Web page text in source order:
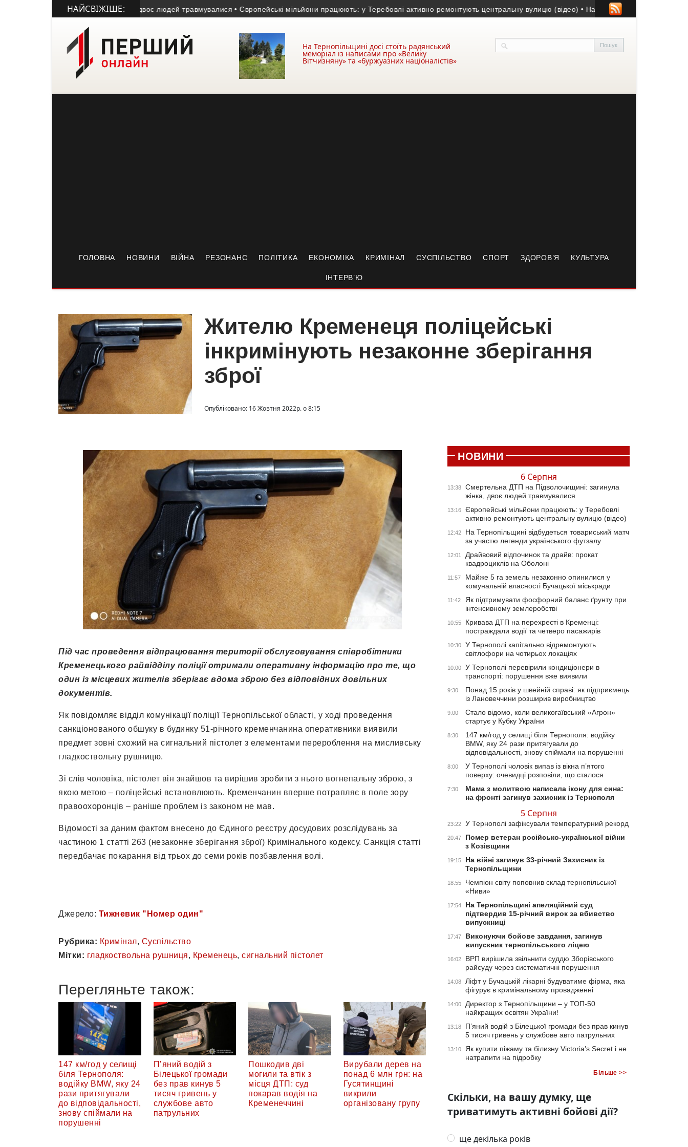
НАЙСВІЖІШЕ:
загинула жінка, двоє людей травмувалися • Європейські мільйони працюють: у Теребовлі активно ремонтують центральну вулицю (відео) • На Тернопільщині відбудеться
На Тернопільщині досі стоїть радянський
меморіал із написами про «Велику
Вітчизняну» та «буржуазних націоналістів»
ГОЛОВНА НОВИНИ ВІЙНА РЕЗОНАНС ПОЛІТИКА ЕКОНОМІКА КРИМІНАЛ СУСПІЛЬСТВО СПОРТ ЗДОРОВ’Я КУЛЬТУРА
ІНТЕРВ’Ю
Жителю Кременеця поліцейські
інкримінують незаконне зберігання
зброї
Опубліковано: 16 Жовтня 2022р. о 8:15
Під час проведення відпрацювання території обслуговування співробітники
Кременецького райвідділу поліції отримали оперативну інформацію про те, що
один із місцевих жителів зберігає вдома зброю без відповідних довільних
документів.
Як повідомляє відділ комунікації поліції Тернопільської області, у ході проведення
санкціонованого обшуку в будинку 51-річного кременчанина оперативники виявили
предмет зовні схожий на сигнальний пістолет з елементами перероблення на мисливську
гладкоствольну рушницю.
Зі слів чоловіка, пістолет він знайшов та вирішив зробити з нього вогнепальну зброю, з
якою метою – поліцейські встановлюють. Кременчанин вперше потрапляє в поле зору
правоохоронців – раніше проблем із законом не мав.
Відомості за даним фактом внесено до Єдиного реєстру досудових розслідувань за
частиною 1 статті 263 (незаконне зберігання зброї) Кримінального кодексу. Санкція статті
передбачає покарання від трьох до семи років позбавлення волі.
Джерело: Тижневик "Номер один"
Рубрика: Кримінал, Суспільство
Мітки: гладкоствольна рушниця, Кременець, сигнальний пістолет
Перегляньте також:
147 км/год у селищі
біля Тернополя:
водійку BMW, яку 24
рази притягували
до відповідальності,
знову спіймали на
порушенні
П’яний водій з
Білецької громади
без прав кинув 5
тисяч гривень у
службове авто
патрульних
Пошкодив дві
могили та втік з
місця ДТП: суд
покарав водія на
Кременеччині
Вирубали дерев на
понад 6 млн грн: на
Гусятинщині
викрили
організовану групу
НОВИНИ
6 Серпня
13:38
Смертельна ДТП на Підволочищині: загинула
жінка, двоє людей травмувалися
13:16
Європейські мільйони працюють: у Теребовлі
активно ремонтують центральну вулицю (відео)
12:42
На Тернопільщині відбудеться товариський матч
за участю легенди українського футзалу
12:01
Драйвовий відпочинок та драйв: прокат
квадроциклів на Оболоні
11:57
Майже 5 га земель незаконно опинилися у
комунальній власності Бучацької міськради
11:42
Як підтримувати фосфорний баланс ґрунту при
інтенсивному землеробстві
10:55
Кривава ДТП на перехресті в Кременці:
постраждали водії та четверо пасажирів
10:30
У Тернополі капітально відремонтують
світлофори на чотирьох локаціях
10:00
У Тернополі перевірили кондиціонери в
транспорті: порушення вже виявили
9:30
Понад 15 років у швейній справі: як підприємець
із Лановеччини розширив виробництво
9:00
Стало відомо, коли великогаївський «Агрон»
стартує у Кубку України
8:30
147 км/год у селищі біля Тернополя: водійку
BMW, яку 24 рази притягували до
відповідальності, знову спіймали на порушенні
8:00
У Тернополі чоловік випав із вікна п’ятого
поверху: очевидці розповіли, що сталося
7:30
Мама з молитвою написала ікону для сина:
на фронті загинув захисник із Тернополя
5 Серпня
23:22 У Тернополі зафіксували температурний рекорд
20:47
Помер ветеран російсько-української війни
з Козівщини
19:15
На війні загинув 33-річний Захисник із
Тернопільщини
18:55
Чемпіон світу поповнив склад тернопільської
«Ниви»
17:54
На Тернопільщині апеляційний суд
підтвердив 15-річний вирок за вбивство
випускниці
17:47
Виконуючи бойове завдання, загинув
випускник тернопільського ліцею
16:02
ВРП вирішила звільнити суддю Зборівського
райсуду через систематичні порушення
14:08
Ліфт у Бучацькій лікарні будуватиме фірма, яка
фігурує в кримінальному провадженні
14:00
Директор з Тернопільщини – у ТОП-50
найкращих освітян України!
13:18
П’яний водій з Білецької громади без прав кинув
5 тисяч гривень у службове авто патрульних
13:10
Як купити піжаму та білизну Victoria’s Secret і не
натрапити на підробку
Більше >>
Скільки, на вашу думку, ще
триватимуть активні бойові дії?
ще декілька років